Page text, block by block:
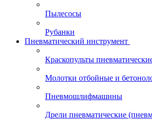
Пылесосы
Рубанки
Пневматический инструмент
Краскопульты
Молотки отбойные и
Пневмошлифмашины
Дрели пневматические